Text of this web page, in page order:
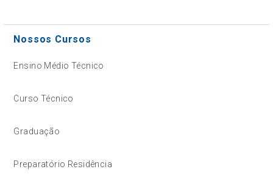
Nossos Cursos
Ensino Médio Técnico
Curso Técnico
Graduação
Preparatório Residência